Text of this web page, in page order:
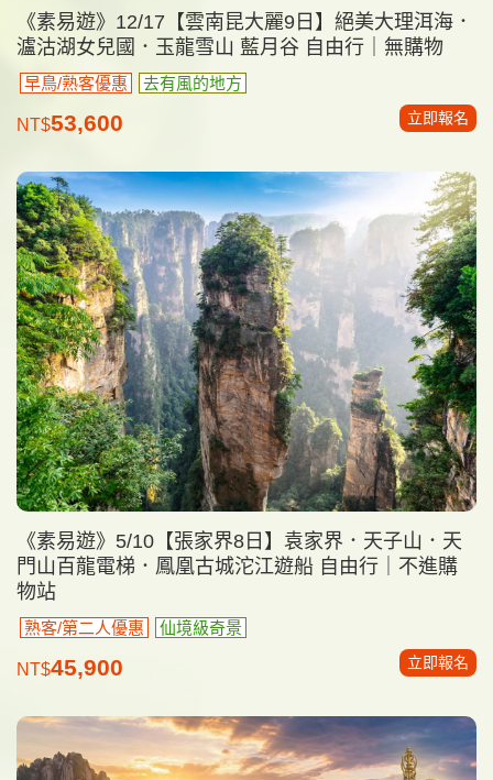
《素易遊》12/17【雲南昆大麗9日】絕美大理洱海．
瀘沽湖女兒國．玉龍雪山 藍月谷 自由行｜無購物
早鳥/熟客優惠 去有風的地方
NT$53,600 立即報名
《素易遊》5/10【張家界8日】袁家界．天子山．天
門山百龍電梯．鳳凰古城沱江遊船 自由行｜不進購
物站
熟客/第二人優惠 仙境級奇景
NT$45,900 立即報名